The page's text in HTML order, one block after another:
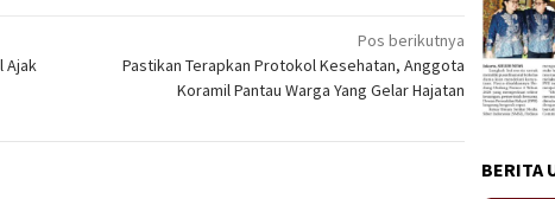
Ajak
Pos berikutnya
Pastikan Terapkan Protokol Kesehatan, Anggota
Koramil Pantau Warga Yang Gelar Hajatan
BERITA